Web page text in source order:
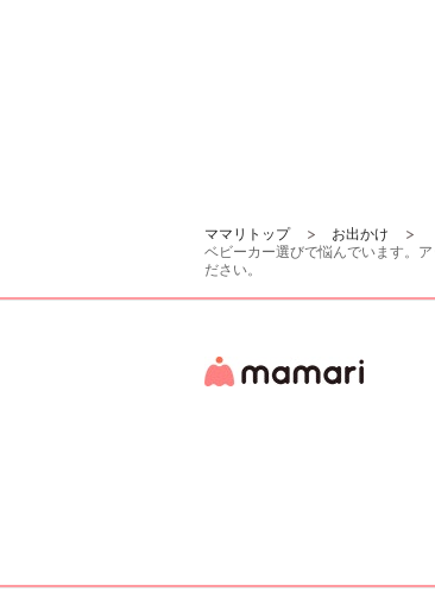
ママリトップ
お出かけ
ベビーカー選びで悩んでいます。
ださい。